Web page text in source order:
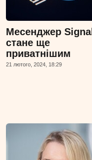
Месенджер Signal
стане ще
приватнішим
21 лютого, 2024, 18:29